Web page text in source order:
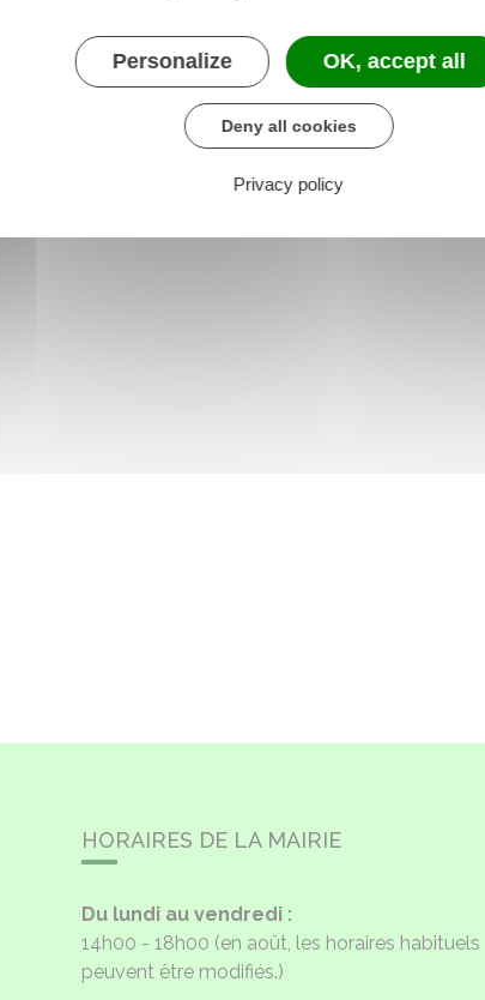
le formulaire (1.7 MB)
HORAIRES DE LA MAIRIE
Du lundi au vendredi :
14h00 - 18h00 (en août, les horaires habituels
peuvent être modifiés.)
Personalize OK, accept all
Deny all cookies
Privacy policy